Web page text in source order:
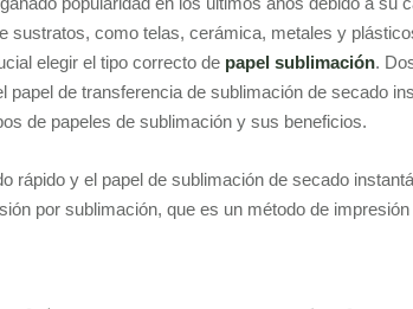
sustratos, como telas, cerámica, metales y
elegir el tipo correcto de papel sublimación.
papel de transferencia de sublimación de secado
de papeles de sublimación y sus beneficios.
rápido y el papel de sublimación de secado
por sublimación, que es un método de